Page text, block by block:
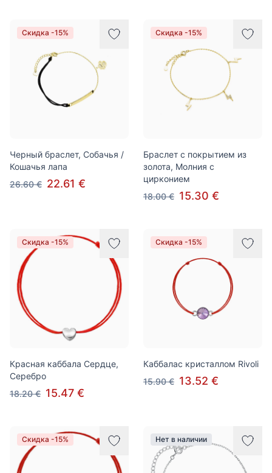
Скидка -15%
Черный браслет, Собачья /
Кошачья лапа
26.60 € 22.61 €
Скидка -15%
Браслет с покрытием из
золота, Молния с
цирконием
18.00 € 15.30 €
Скидка -15%
Красная каббала Сердце,
Серебро
18.20 € 15.47 €
Скидка -15%
Каббалас кристаллом Rivoli
15.90 € 13.52 €
Скидка -15% Нет в наличии